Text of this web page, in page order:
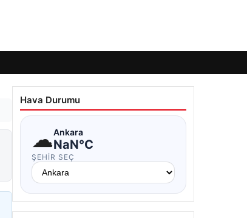
Hava Durumu
☁Ankara
NaN°C
ŞEHIR SEÇ